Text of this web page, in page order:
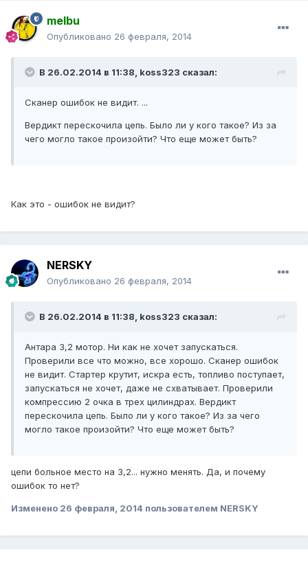
melbu
Опубликовано 26 февраля, 2014
В 26.02.2014 в 11:38, koss323 сказал:
Сканер ошибок не видит. ...
Вердикт перескочила цепь. Было ли у кого такое? Из за
чего могло такое произойти? Что еще может быть?
Как это - ошибок не видит?
NERSKY
Опубликовано 26 февраля, 2014
В 26.02.2014 в 11:38, koss323 сказал:
Антара 3,2 мотор. Ни как не хочет запускаться.
Проверили все что можно, все хорошо. Сканер ошибок
не видит. Стартер крутит, искра есть, топливо поступает,
запускаться не хочет, даже не схватывает. Проверили
компрессию 2 очка в трех цилиндрах. Вердикт
перескочила цепь. Было ли у кого такое? Из за чего
могло такое произойти? Что еще может быть?
цепи больное место на 3,2... нужно менять. Да, и почему
ошибок то нет?
Изменено 26 февраля, 2014 пользователем NERSKY